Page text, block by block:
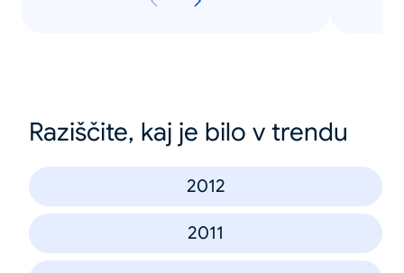
Raziščite, kaj je bilo v trendu
2012
2011